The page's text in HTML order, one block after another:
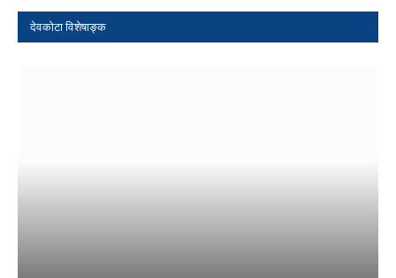
देवकोटा विशेषाङ्क